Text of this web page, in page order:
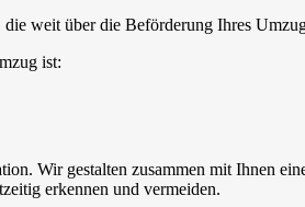
weit über die Beförderung Ihres
ist:
Wir gestalten zusammen mit Ihnen
erkennen und vermeiden.